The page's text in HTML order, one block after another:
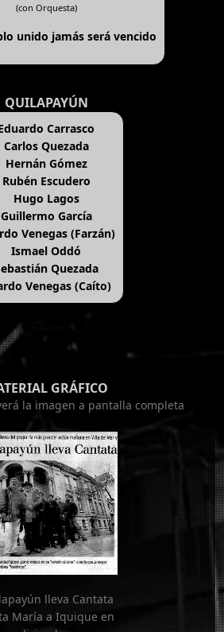
(con Orquesta)
unido jamás será vencido
QUILAPAYÚN
Carrasco
Carlos Quezada
Hernán Gómez
Rubén Escudero
Hugo Lagos
Guillermo García
Venegas (Farzán)
Ismael Oddó
Quezada
Venegas (Caíto)
GRÁFICO
la imagen a pantalla completa
lleva Cantata
María a Iquique en